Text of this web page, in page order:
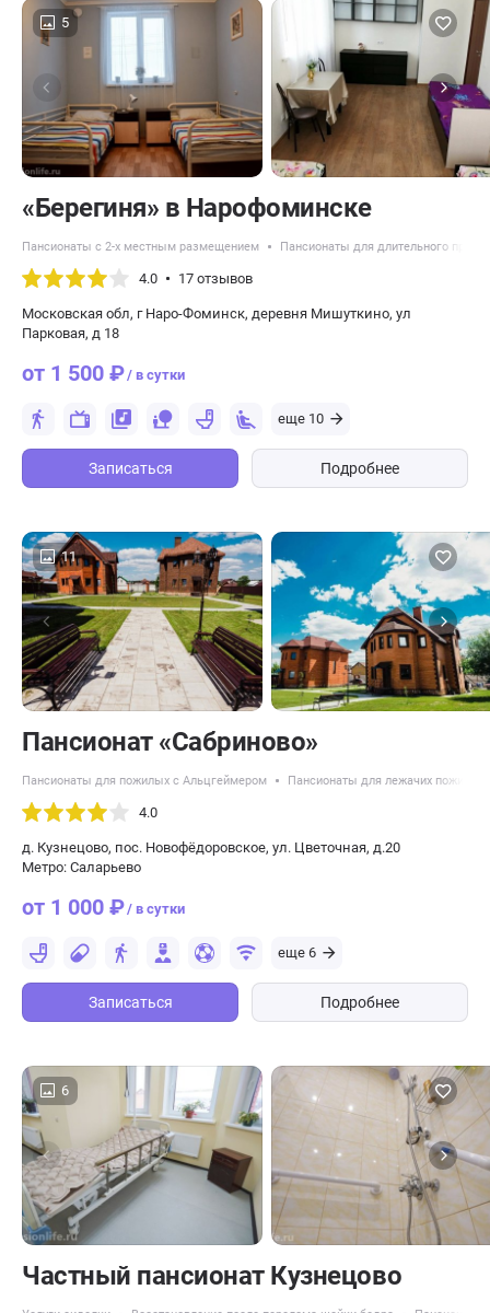
5
«Берегиня» в Нарофоминске
Пансионаты с 2-х местным размещением Пансионаты для длительного
4.0 17 отзывов
Московская обл, г Наро-Фоминск, деревня Мишуткино, ул
Парковая, д 18
от 1 500 ₽/ в сутки
еще 10
Записаться Подробнее
11
Пансионат «Сабриново»
Пансионаты для пожилых с Альцгеймером Пансионаты для лежачих
4.0
д. Кузнецово, пос. Новофёдоровское, ул. Цветочная, д.20
Метро: Саларьево
от 1 000 ₽/ в сутки
еще 6
Записаться Подробнее
6
Частный пансионат Кузнецово